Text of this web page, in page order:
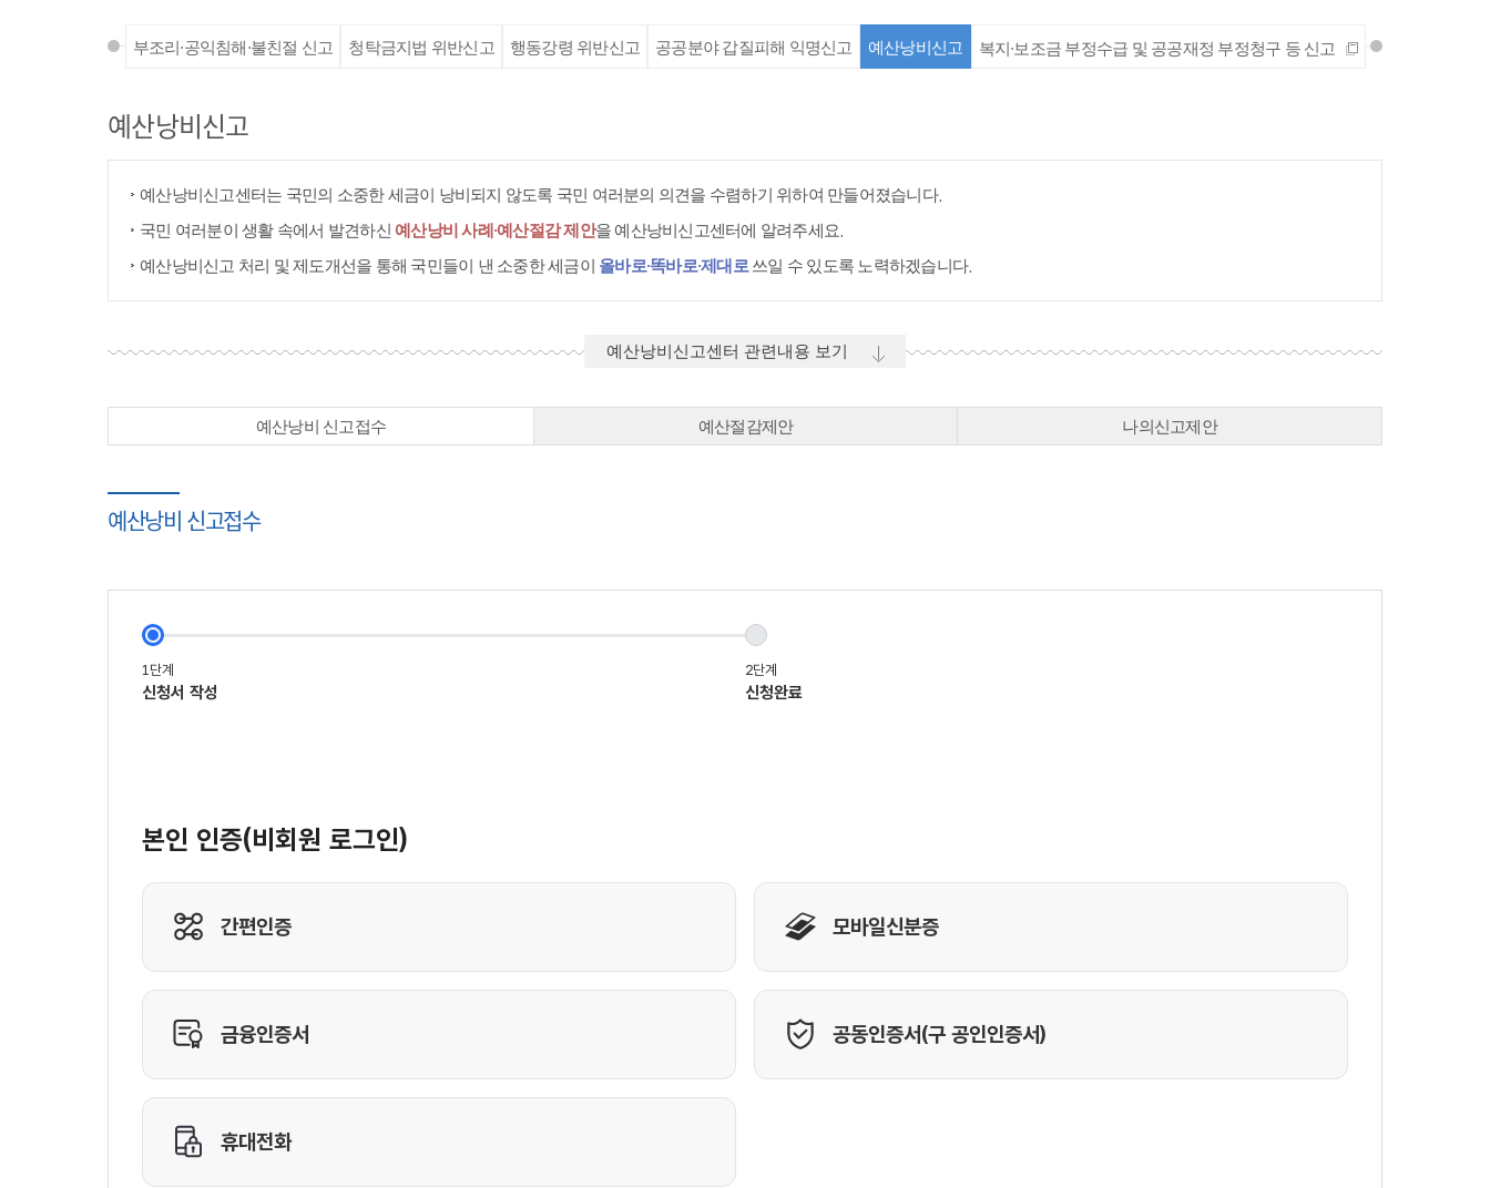
부조리·공익침해·불친절 신고 청탁금지법 위반신고 행동강령 위반신고 공공분야 갑질피해 익명신고 예산낭비신고 복지·보조금 부정수급 및 공공재정 부정청구 등 신고
예산낭비신고
예산낭비신고센터는 국민의 소중한 세금이 낭비되지 않도록 국민 여러분의 의견을 수렴하기 위하여 만들어졌습니다.
국민 여러분이 생활 속에서 발견하신 예산낭비 사례·예산절감 제안을 예산낭비신고센터에 알려주세요.
예산낭비신고 처리 및 제도개선을 통해 국민들이 낸 소중한 세금이 올바로·똑바로·제대로 쓰일 수 있도록 노력하겠습니다.
예산낭비신고센터 관련내용 보기
예산낭비 신고접수 예산절감제안 나의신고제안
예산낭비 신고접수